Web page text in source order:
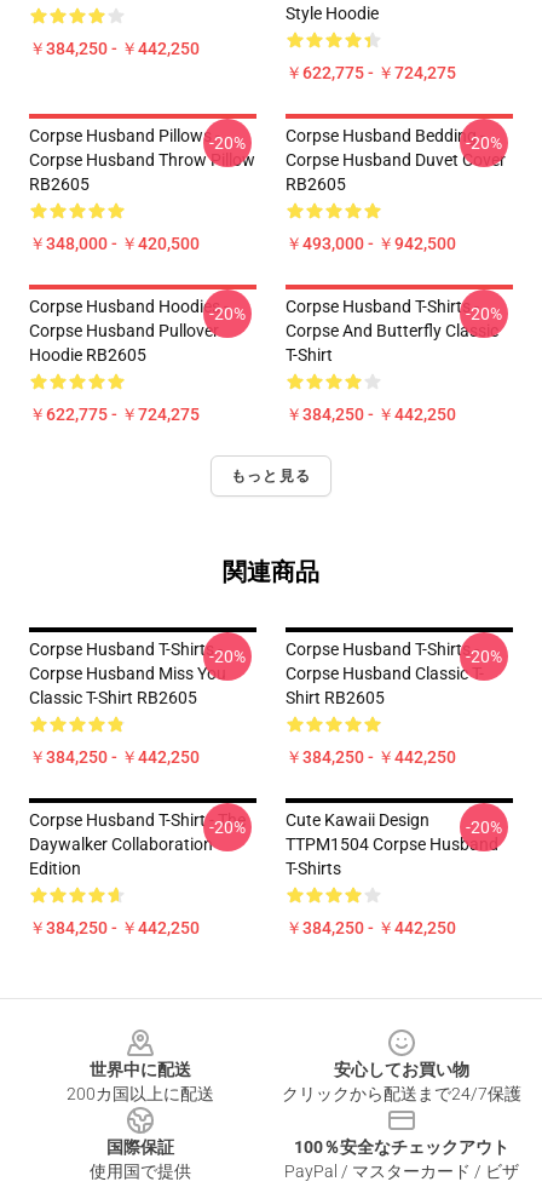
￥384,250 - ￥442,250
Style Hoodie
￥622,775 - ￥724,275
Corpse Husband Pillows -
Corpse Husband Throw Pillow
RB2605
￥348,000 - ￥420,500
-20%
Corpse Husband Bedding -
Corpse Husband Duvet Cover
RB2605
￥493,000 - ￥942,500
-20%
Corpse Husband Hoodies -
Corpse Husband Pullover
Hoodie RB2605
￥622,775 - ￥724,275
-20%
Corpse Husband T-Shirts -
Corpse And Butterfly Classic
T-Shirt
￥384,250 - ￥442,250
-20%
もっと見る
関連商品
Corpse Husband T-Shirts -
Corpse Husband Miss You
Classic T-Shirt RB2605
￥384,250 - ￥442,250
-20%
Corpse Husband T-Shirts -
Corpse Husband Classic T-
Shirt RB2605
￥384,250 - ￥442,250
-20%
Corpse Husband T-Shirt - The
Daywalker Collaboration
Edition
￥384,250 - ￥442,250
-20%
Cute Kawaii Design
TTPM1504 Corpse Husband
T-Shirts
￥384,250 - ￥442,250
-20%
世界中に配送
200カ国以上に配送
安心してお買い物
クリックから配送まで24/7保護
国際保証
使用国で提供
100％安全なチェックアウト
PayPal / マスターカード / ビザ